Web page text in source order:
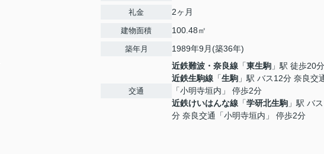
礼金 2ヶ月
建物面積 100.48㎡
築年月 1989年9月(築36年)
交通
近鉄難波・奈良線 「東生駒 」駅 徒歩20分
近鉄生駒線 「生駒 」駅 バス12分 奈良交
「小明寺垣内」 停歩2分
近鉄けいはんな線 「学研北生駒 」駅 バ
分 奈良交通「小明寺垣内」 停歩2分